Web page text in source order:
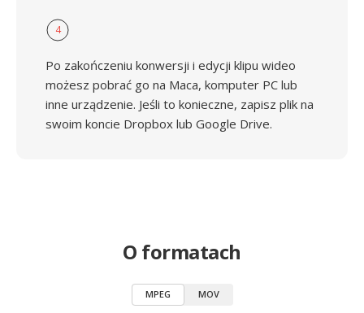
4
Po zakończeniu konwersji i edycji klipu wideo
możesz pobrać go na Maca, komputer PC lub
inne urządzenie. Jeśli to konieczne, zapisz plik na
swoim koncie Dropbox lub Google Drive.
O formatach
MPEG MOV